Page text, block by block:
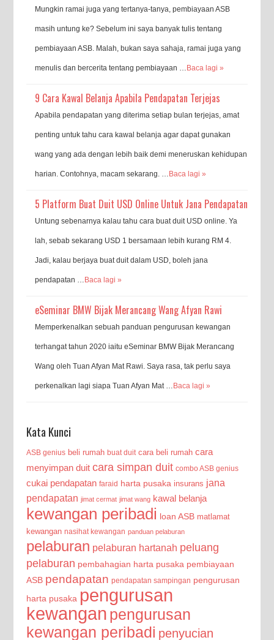
Mungkin ramai juga yang tertanya-tanya, pembiayaan ASB
masih untung ke? Sebelum ini saya banyak tulis tentang
pembiayaan ASB. Malah, bukan saya sahaja, ramai juga yang
menulis dan bercerita tentang pembiayaan … Baca lagi »
9 Cara Kawal Belanja Apabila Pendapatan Terjejas
Apabila pendapatan yang diterima setiap bulan terjejas, amat
penting untuk tahu cara kawal belanja agar dapat gunakan
wang yang ada dengan lebih baik demi meneruskan kehidupan
harian. Contohnya, macam sekarang. … Baca lagi »
5 Platform Buat Duit USD Online Untuk Jana Pendapatan
Untung sebenarnya kalau tahu cara buat duit USD online. Ya
lah, sebab sekarang USD 1 bersamaan lebih kurang RM 4.
Jadi, kalau berjaya buat duit dalam USD, boleh jana
pendapatan … Baca lagi »
eSeminar BMW Bijak Merancang Wang Afyan Rawi
Memperkenalkan sebuah panduan pengurusan kewangan
terhangat tahun 2020 iaitu eSeminar BMW Bijak Merancang
Wang oleh Tuan Afyan Mat Rawi. Saya rasa, tak perlu saya
perkenalkan lagi siapa Tuan Afyan Mat … Baca lagi »
Kata Kunci
ASB genius beli rumah buat duit cara beli rumah cara
menyimpan duit cara simpan duit combo ASB genius
cukai pendapatan faraid harta pusaka insurans jana
pendapatan jimat cermat jimat wang kawal belanja
kewangan peribadi loan ASB matlamat
kewangan nasihat kewangan panduan pelaburan
pelaburan pelaburan hartanah peluang
pelaburan pembahagian harta pusaka pembiayaan
ASB pendapatan pendapatan sampingan pengurusan
harta pusaka pengurusan
kewangan pengurusan
kewangan peribadi penyucian